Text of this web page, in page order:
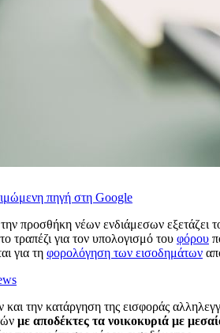
πηγή στη Google
προσθήκη νέων ενδιάμεσων εξετάζει
τραπέζι για τον υπολογισμό του φόρου
για τη φορολόγηση των εισοδημάτων
την κατάργηση της εισφοράς
με αποδέκτες τα νοικοκυριά με